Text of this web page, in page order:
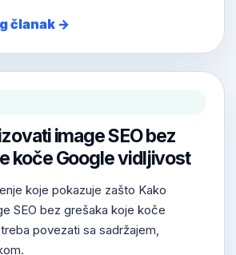
članak →
image SEO bez
koče Google vidljivost
koje pokazuje zašto Kako
SEO bez grešaka koje koče
povezati sa sadržajem,